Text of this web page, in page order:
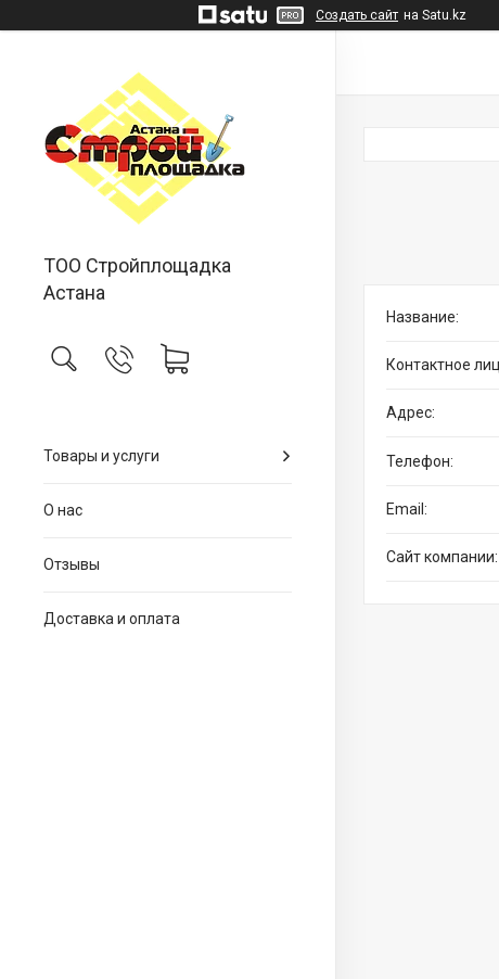
Создать сайт на Satu.kz
ТОО Стройплощадка
Астана
Товары и услуги
О нас
Отзывы
Доставка и оплата